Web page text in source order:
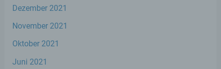
Dezember 2021
November 2021
Oktober 2021
Juni 2021
Einschränkung der Verarbeitung ist die
personenbezogener Daten mit dem Ziel,